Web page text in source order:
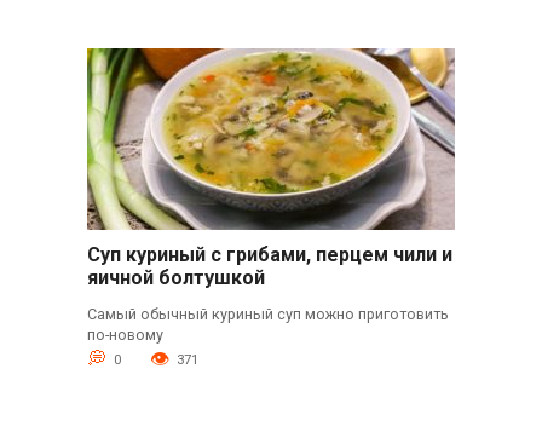
Суп куриный с грибами, перцем чили и
яичной болтушкой
Самый обычный куриный суп можно приготовить
по-новому
0 371